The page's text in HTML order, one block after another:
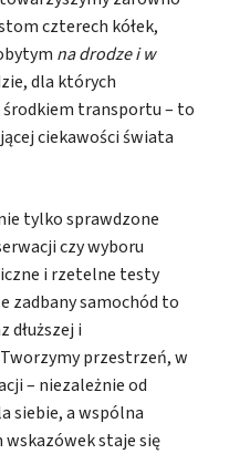
czterech kółek,
na drodze i w
dla których
środkiem transportu – to
ciekawości świata
tylko sprawdzone
czy wyboru
i rzetelne testy
zadbany samochód to
dłuższej i
przestrzeń, w
– niezależnie od
siebie, a wspólna
staje się